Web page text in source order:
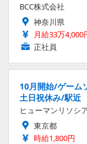
BCC株式会社
神奈川県
月給33万4,000
正社員
10月開始/ゲーム
土日祝休み/駅近
ヒューマンリソシ
東京都
時給1,800円